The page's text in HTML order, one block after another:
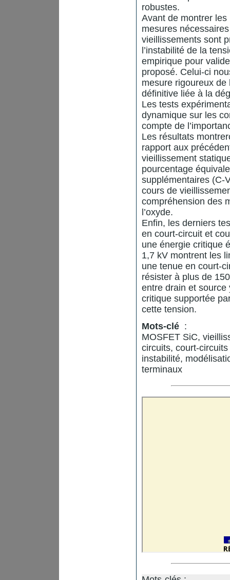
robustes.
Avant de montrer
mesures
vieillissements sont
l’instabilité de la
empirique pour
proposé. Celui-ci
mesure rigoureux
définitive liée à la
Les tests
dynamique sur les
compte de
Les résultats
rapport aux
vieillissement
pourcentage
supplémentaires (C-
cours de
compréhension des
l’oxyde.
Enfin, les derniers
en court-circuit et
une énergie critique
1,7 kV montrent les
une tenue en court-
résister à plus de
entre drain et source
critique supportée
cette tension.
Mots-clé :
MOSFET SiC,
circuits, court-
instabilité,
terminaux